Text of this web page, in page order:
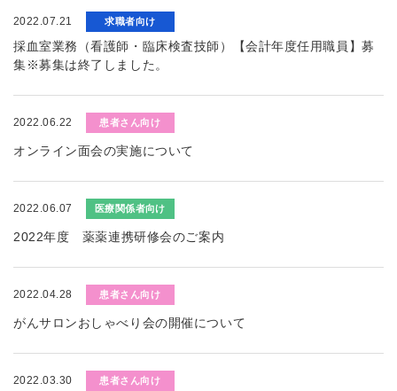
2022.07.21 求職者向け
採血室業務（看護師・臨床検査技師）【会計年度任用職員】募
集※募集は終了しました。
2022.06.22 患者さん向け
オンライン面会の実施について
2022.06.07 医療関係者向け
2022年度 薬薬連携研修会のご案内
2022.04.28 患者さん向け
がんサロンおしゃべり会の開催について
2022.03.30 患者さん向け